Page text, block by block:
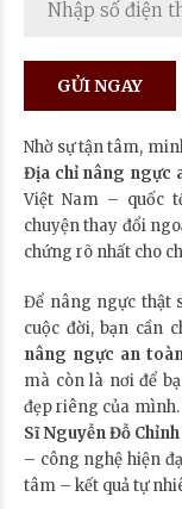
Nhờ sự tận tâm,
Địa chỉ nâng ngực
Việt Nam – quốc
chuyện thay đổi
chứng rõ nhất cho
Để nâng ngực thật
cuộc đời, bạn cần
nâng ngực an
mà còn là nơi để
đẹp riêng của
Sĩ Nguyễn Đỗ Chỉnh
– công nghệ hiện
tâm – kết quả tự